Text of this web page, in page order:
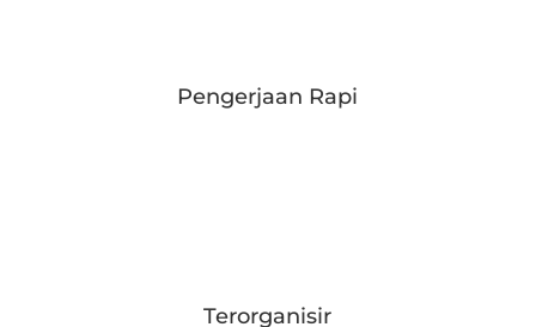
Pengerjaan Rapi
Terorganisir